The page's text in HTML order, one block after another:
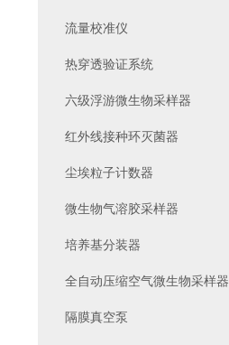
流量校准仪
热穿透验证系统
六级浮游微生物采样器
红外线接种环灭菌器
尘埃粒子计数器
微生物气溶胶采样器
培养基分装器
全自动压缩空气微生物采样器
隔膜真空泵